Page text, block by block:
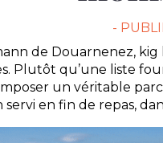
-
de Douarnenez,
Plutôt qu’une liste
un véritable
en fin de repas,